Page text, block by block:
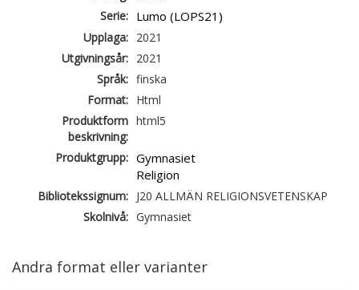
Serie: Lumo (LOPS21)
Upplaga: 2021
Utgivningsår: 2021
Språk: finska
Format: Html
Produktform
beskrivning:
html5
Produktgrupp: Gymnasiet
Religion
Bibliotekssignum: J20 ALLMÄN RELIGIONSVETENSKAP
Skolnivå: Gymnasiet
Andra format eller varianter